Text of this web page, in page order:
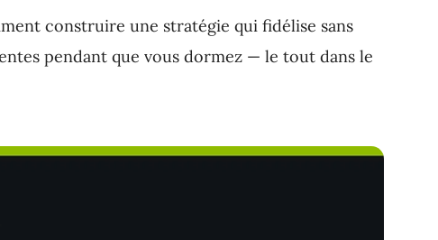
construire une stratégie qui fidélise sans
pendant que vous dormez — le tout dans le